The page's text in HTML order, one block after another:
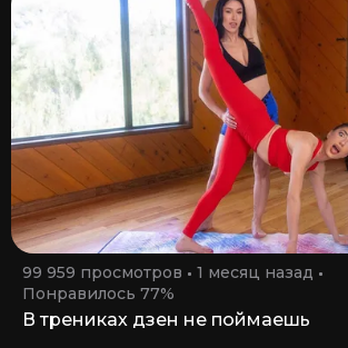
99 959 просмотров
1 месяц назад
Понравилось 77%
В трениках дзен не поймаешь